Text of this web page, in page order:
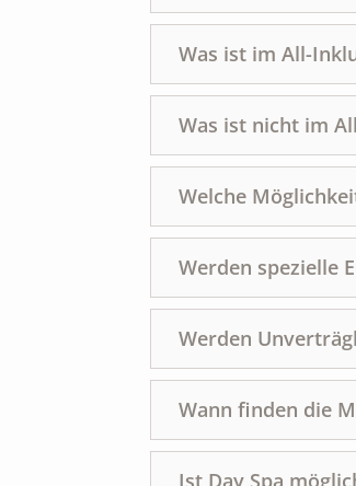
Was ist im All-
Was ist nicht im
Welche
Werden spezielle
Werden
Wann finden die
Ist Day Spa